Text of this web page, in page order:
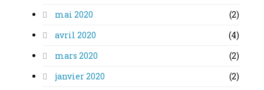
mai 2020
(2)
avril 2020
(4)
mars 2020
(2)
janvier 2020
(2)